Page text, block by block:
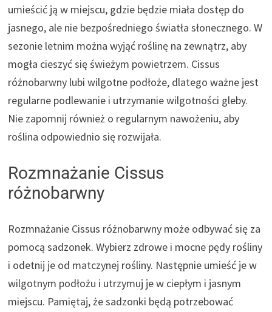
umieścić ją w miejscu, gdzie będzie miała dostęp do
jasnego, ale nie bezpośredniego światła słonecznego. W
sezonie letnim można wyjąć roślinę na zewnątrz, aby
mogła cieszyć się świeżym powietrzem. Cissus
różnobarwny lubi wilgotne podłoże, dlatego ważne jest
regularne podlewanie i utrzymanie wilgotności gleby.
Nie zapomnij również o regularnym nawożeniu, aby
roślina odpowiednio się rozwijała.
Rozmnażanie Cissus
różnobarwny
Rozmnażanie Cissus różnobarwny może odbywać się za
pomocą sadzonek. Wybierz zdrowe i mocne pędy rośliny
i odetnij je od matczynej rośliny. Następnie umieść je w
wilgotnym podłożu i utrzymuj je w ciepłym i jasnym
miejscu. Pamiętaj, że sadzonki będą potrzebować